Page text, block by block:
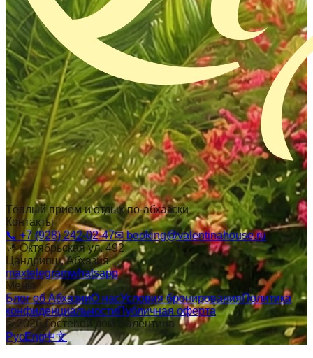
Тёплый приём и отдых по-абхазски
Контакты
📞 +7 (928) 242-02-47✉booking@valentinahouse.ru
📍Октябрьская ул. 492
Цандрипш, Абхазия
maxtelegramwhatsapp
Меню
Блог об АбхазииО насУсловия бронированияПолитика
конфиденциальностиПубличная оферта
©2026 Гостевой дом Валентина
РусEng中文